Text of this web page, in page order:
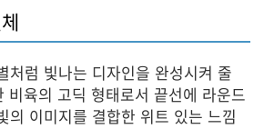
처럼 빛나는 디자인을 완성시켜 줄
비육의 고딕 형태로서 끝선에 라운드
의 이미지를 결합한 위트 있는 느낌